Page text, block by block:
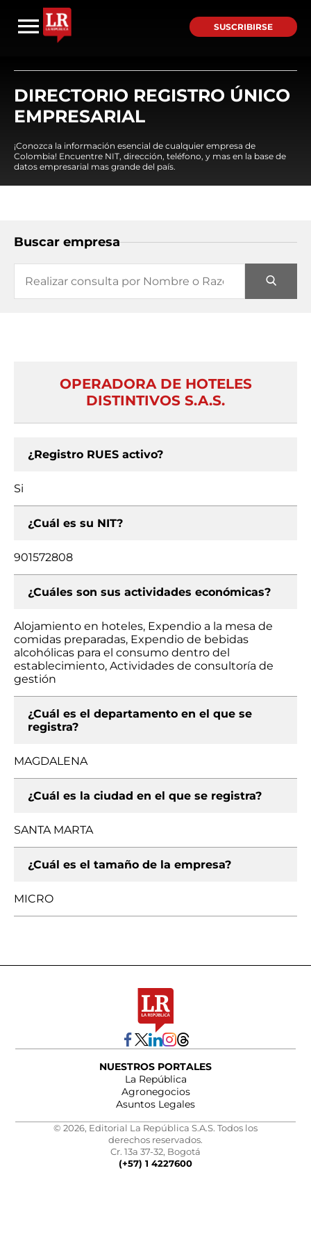
SUSCRIBIRSE
DIRECTORIO REGISTRO ÚNICO
EMPRESARIAL
¡Conozca la información esencial de cualquier empresa de
Colombia! Encuentre NIT, dirección, teléfono, y mas en la base de
datos empresarial mas grande del país.
Buscar empresa
OPERADORA DE HOTELES
DISTINTIVOS S.A.S.
¿Registro RUES activo?
Si
¿Cuál es su NIT?
901572808
¿Cuáles son sus actividades económicas?
Alojamiento en hoteles, Expendio a la mesa de
comidas preparadas, Expendio de bebidas
alcohólicas para el consumo dentro del
establecimiento, Actividades de consultoría de
gestión
¿Cuál es el departamento en el que se
registra?
MAGDALENA
¿Cuál es la ciudad en el que se registra?
SANTA MARTA
¿Cuál es el tamaño de la empresa?
MICRO
NUESTROS PORTALES
La República
Agronegocios
Asuntos Legales
© 2026, Editorial La República S.A.S. Todos los
derechos reservados.
Cr. 13a 37-32, Bogotá
(+57) 1 4227600